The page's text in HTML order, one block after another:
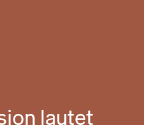
lautet